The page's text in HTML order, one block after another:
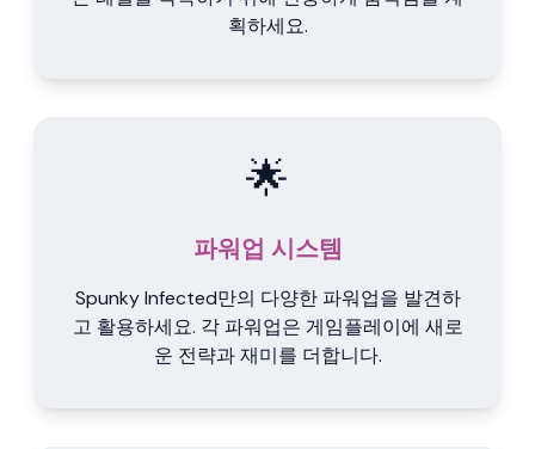
획하세요.
🌟
파워업 시스템
Spunky Infected만의 다양한 파워업을 발견하
고 활용하세요. 각 파워업은 게임플레이에 새로
운 전략과 재미를 더합니다.